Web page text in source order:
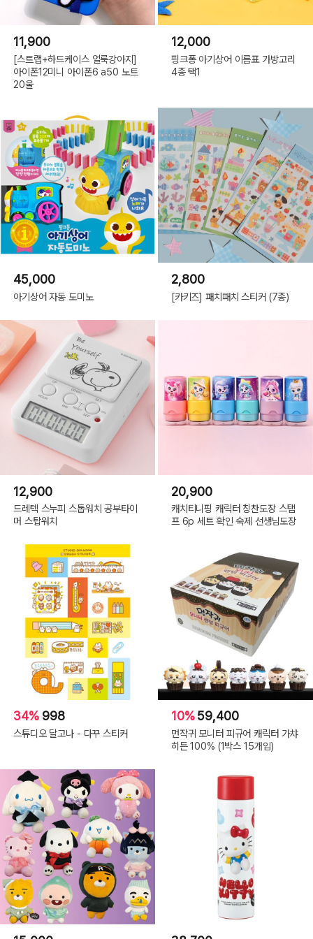
11,900
[스트랩+하드케이스 얼룩강아지]
아이폰12미니 아이폰6 a50 노트
20울
12,000
핑크퐁 아기상어 이름표 가방고리
4종 택1
45,000
아기상어 자동 도미노
2,800
[카키즈] 패치패치 스티커 (7종)
12,900
드레텍 스누피 스톱워치 공부타이
머 스탑워치
20,900
캐치티니핑 캐릭터 칭찬도장 스탬
프 6p 세트 확인 숙제 선생님도장
34% 998
스튜디오 달고나 - 다꾸 스티커
10%59,400
먼작귀 모니터 피규어 캐릭터 가챠
히든 100% (1박스 15개입)